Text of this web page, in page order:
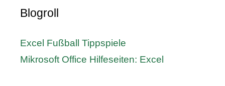
Blogroll
Excel Fußball Tippspiele
Mikrosoft Office Hilfeseiten: Excel